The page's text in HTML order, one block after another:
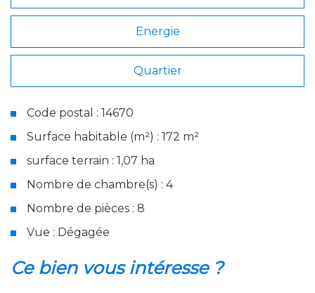
Energie
Quartier
Code postal : 14670
Surface habitable (m²) : 172 m²
surface terrain : 1,07 ha
Nombre de chambre(s) : 4
Nombre de pièces : 8
Vue : Dégagée
la ville de troarn (14670)
ce bien vous intéresse ?